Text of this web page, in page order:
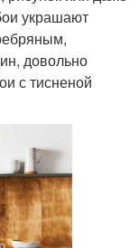
украшают
довольно
с тисненой